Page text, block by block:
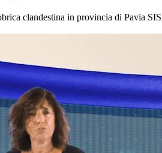
clandestina in provincia di Pavia